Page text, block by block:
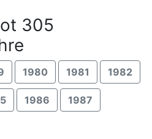
305
1980 1981 1982
1986 1987